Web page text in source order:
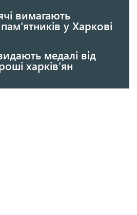
вимагають
у Харкові
медалі від
харків'ян